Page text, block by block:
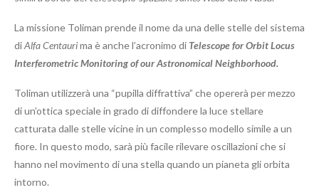
La missione Toliman prende il nome da una delle stelle del sistema
diAlfa Centaurima è anche l’acronimo di Telescope for Orbit Locus
Interferometric Monitoring of our Astronomical Neighborhood.
Toliman utilizzerà una “pupilla diffrattiva” che opererà per mezzo
di un’ottica speciale in grado di diffondere la luce stellare
catturata dalle stelle vicine in un complesso modello simile a un
fiore. In questo modo, sarà più facile rilevare oscillazioni che si
hanno nel movimento di una stella quando un pianeta gli orbita
intorno.